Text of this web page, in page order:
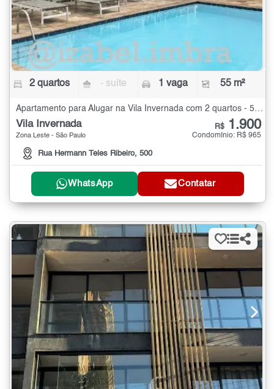
2 quartos - suíte 1 vaga 55 m²
Vila Invernada
Zona Leste - São Paulo
Rua Hermann Teles Ribeiro, 500
R$ 1.900
Condomínio: R$ 965
WhatsApp Contatar